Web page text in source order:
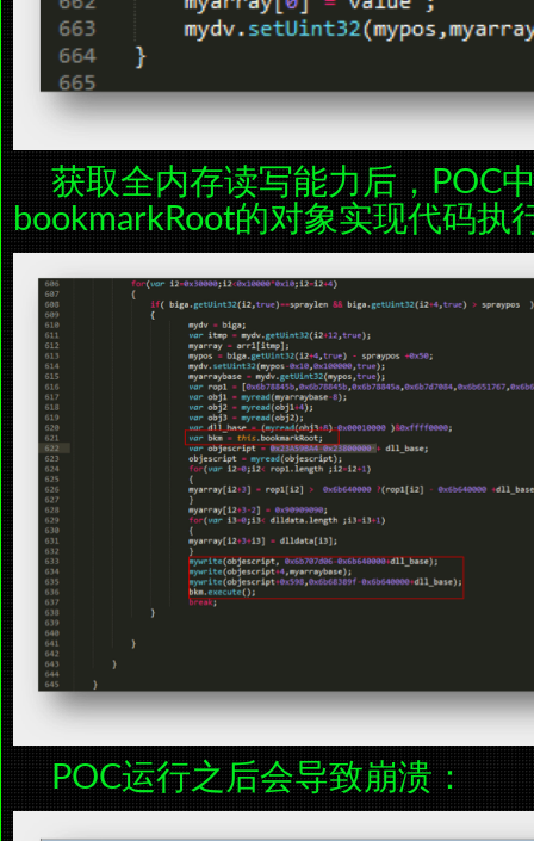
获取全内存读写能力后，POC
bookmarkRoot的对象实现代码执
POC运行之后会导致崩溃：